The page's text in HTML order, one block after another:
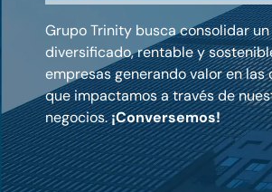
Grupo Trinity busca consolidar
diversificado, rentable y
empresas generando valor en las
que impactamos a través de
negocios.¡Conversemos!